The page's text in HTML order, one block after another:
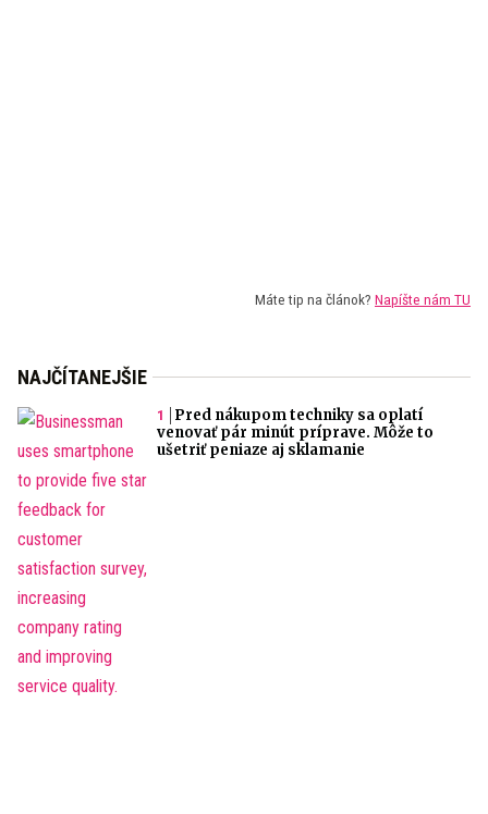
Máte tip na článok? Napíšte nám TU
NAJČÍTANEJŠIE
Pred nákupom techniky sa oplatí
venovať pár minút príprave. Môže to
ušetriť peniaze aj sklamanie